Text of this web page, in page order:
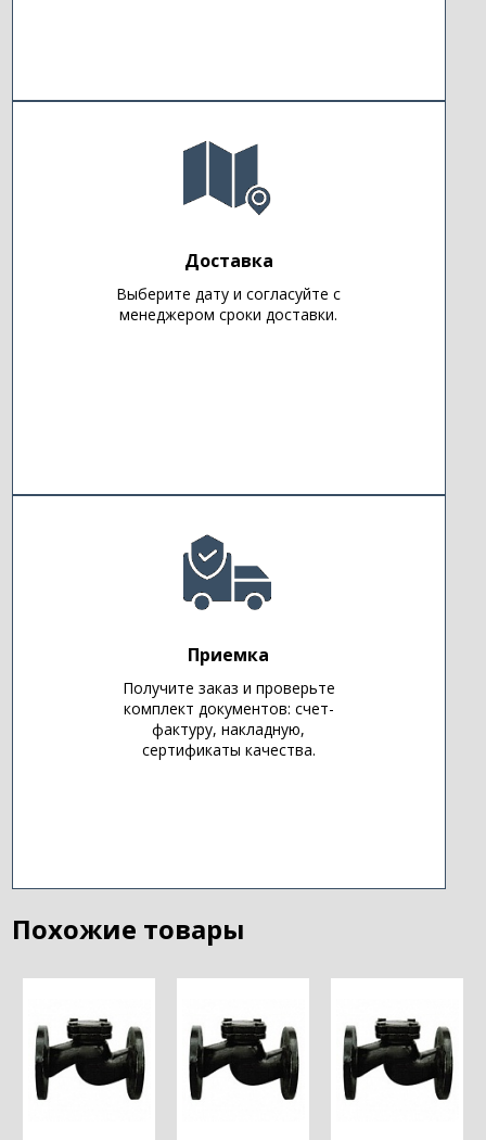
Доставка
Выберите дату и согласуйте с
менеджером сроки доставки.
Приемка
Получите заказ и проверьте
комплект документов: счет-
фактуру, накладную,
сертификаты качества.
Похожие товары